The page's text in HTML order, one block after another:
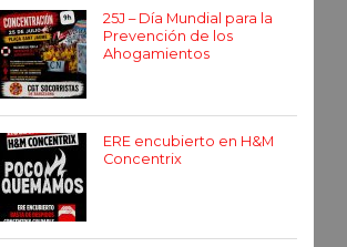
25J – Día Mundial para la
Prevención de los
Ahogamientos
ERE encubierto en H&M
Concentrix